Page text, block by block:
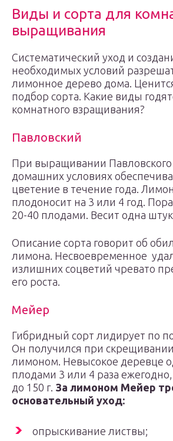
Виды и сорта для
выращивания
Систематический уход и
необходимых условий
лимонное дерево дома.
подбор сорта. Какие виды
комнатного взращивания?
Павловский
При выращивании
домашних условиях
цветение в течение года.
плодоносит на 3 или 4 год.
20-40 плодами. Весит одна
Описание сорта говорит об
лимона. Несвоевременное
излишних соцветий чревато
его роста.
Мейер
Гибридный сорт лидирует по
Он получился при
лимоном. Невысокое деревце
плодами 3 или 4 раза
до 150 г. За лимоном Мейер
основательный уход:
опрыскивание листвы;